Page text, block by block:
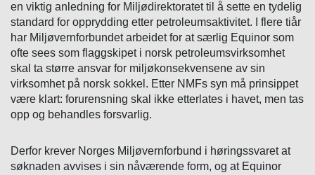
en viktig anledning for Miljødirektoratet til å sette en tydelig
standard for opprydding etter petroleumsaktivitet. I flere tiår
har Miljøvernforbundet arbeidet for at særlig Equinor som
ofte sees som flaggskipet i norsk petroleumsvirksomhet
skal ta større ansvar for miljøkonsekvensene av sin
virksomhet på norsk sokkel. Etter NMFs syn må prinsippet
være klart: forurensning skal ikke etterlates i havet, men tas
opp og behandles forsvarlig.
Derfor krever Norges Miljøvernforbund i høringssvaret at
søknaden avvises i sin nåværende form, og at Equinor